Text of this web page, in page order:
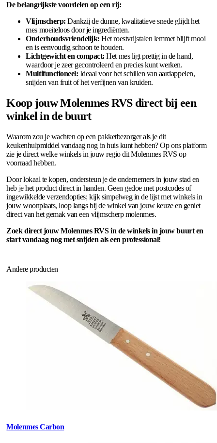
De belangrijkste voordelen op een rij:
Vlijmscherp: Dankzij de dunne, kwalitatieve snede glijdt het
mes moeiteloos door je ingrediënten.
Onderhoudsvriendelijk: Het roestvrijstalen lemmet blijft mooi
en is eenvoudig schoon te houden.
Lichtgewicht en compact: Het mes ligt prettig in de hand,
waardoor je zeer gecontroleerd en precies kunt werken.
Multifunctioneel: Ideaal voor het schillen van aardappelen,
snijden van fruit of het verfijnen van kruiden.
Koop jouw Molenmes RVS direct bij een
winkel in de buurt
Waarom zou je wachten op een pakketbezorger als je dit
keukenhulpmiddel vandaag nog in huis kunt hebben? Op ons platform
zie je direct welke winkels in jouw regio dit Molenmes RVS op
voorraad hebben.
Door lokaal te kopen, ondersteun je de ondernemers in jouw stad en
heb je het product direct in handen. Geen gedoe met postcodes of
ingewikkelde verzendopties; kijk simpelweg in de lijst met winkels in
jouw woonplaats, loop langs bij de winkel van jouw keuze en geniet
direct van het gemak van een vlijmscherp molenmes.
Zoek direct jouw Molenmes RVS in de winkels in jouw buurt en
start vandaag nog met snijden als een professional!
Andere producten
Molenmes Carbon